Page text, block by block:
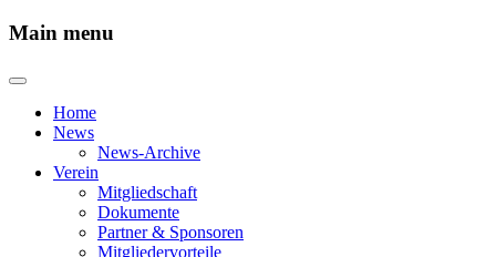
Main menu
Home
News
News-Archive
Verein
Mitgliedschaft
Dokumente
Partner & Sponsoren
Mitgliedervorteile